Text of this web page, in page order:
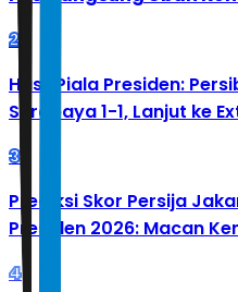
2
Hasil Piala Presiden:
Surabaya 1-1, Lanjut ke
3
Prediksi Skor Persija
Presiden 2026: Macan
4